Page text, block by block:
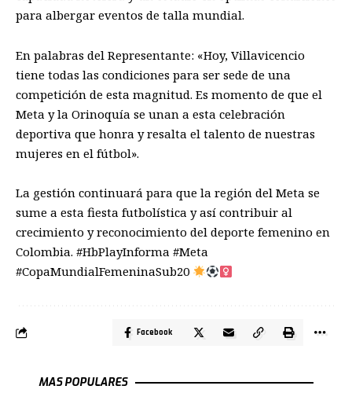
para albergar eventos de talla mundial.
En palabras del Representante: «Hoy, Villavicencio
tiene todas las condiciones para ser sede de una
competición de esta magnitud. Es momento de que el
Meta y la Orinoquía se unan a esta celebración
deportiva que honra y resalta el talento de nuestras
mujeres en el fútbol».
La gestión continuará para que la región del Meta se
sume a esta fiesta futbolística y así contribuir al
crecimiento y reconocimiento del deporte femenino en
Colombia. #HbPlayInforma #Meta
#CopaMundialFemeninaSub20
Facebook
MAS POPULARES